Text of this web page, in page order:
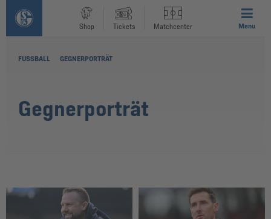
Shop Tickets Matchcenter Menu
FUSSBALL GEGNERPORTRÄT
Gegnerporträt